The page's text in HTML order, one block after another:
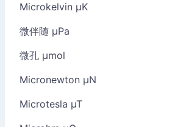
Microkelvin µK
微伴随 µPa
微孔 µmol
Micronewton µN
Microtesla µT